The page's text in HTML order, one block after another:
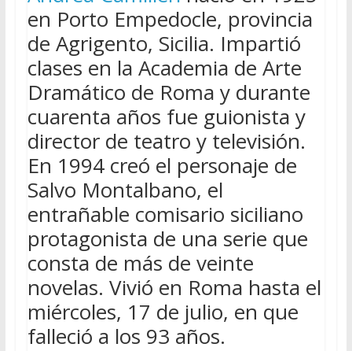
en Porto Empedocle, provincia
de Agrigento, Sicilia. Impartió
clases en la Academia de Arte
Dramático de Roma y durante
cuarenta años fue guionista y
director de teatro y televisión.
En 1994 creó el personaje de
Salvo Montalbano, el
entrañable comisario siciliano
protagonista de una serie que
consta de más de veinte
novelas. Vivió en Roma hasta el
miércoles, 17 de julio, en que
falleció a los 93 años.